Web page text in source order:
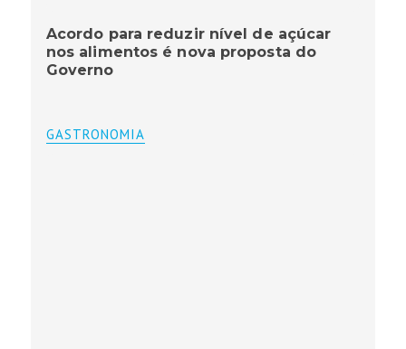
Acordo para reduzir nível de açúcar
nos alimentos é nova proposta do
Governo
GASTRONOMIA